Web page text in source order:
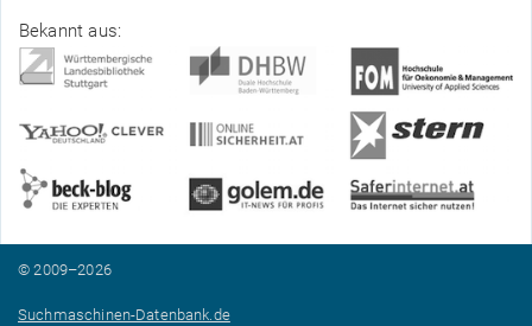
Bekannt aus:
© 2009–2026
Suchmaschinen-Datenbank.de